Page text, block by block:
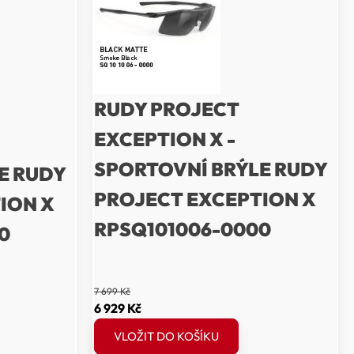
RUDY
X
RUDY PROJECT
EXCEPTION X -
SPORTOVNÍ BRÝLE RUDY
PROJECT EXCEPTION X
RPSQ101006-0000
7 699Kč
Původní
cena
byla:
6 929 KčAktuální
cena
VLOŽIT DO KOŠÍKU